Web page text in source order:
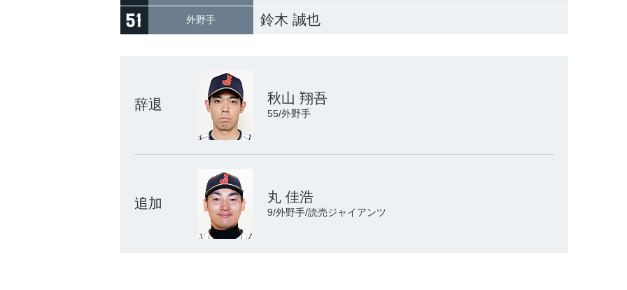
外野手 鈴木 誠也
辞退 秋山 翔吾
55/外野手
追加 丸 佳浩
9/外野手/読売ジャイアンツ